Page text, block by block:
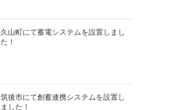
久山町にて蓄電システムを設置しまし
た！
筑後市にて創蓄連携システムを設置し
ました！